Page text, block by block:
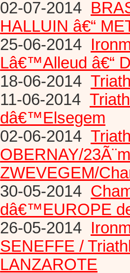
02-07-2014
HALLUIN â€“
25-06-2014
Lâ€™Alleud â€“
18-06-2014
11-06-2014
dâ€™Elsegem
02-06-2014
OBERNAY/
ZWEVEGEM/
30-05-2014
dâ€™EUROPE
26-05-2014
SENEFFE /
LANZAROTE